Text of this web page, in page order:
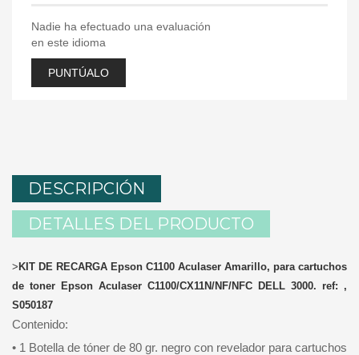
Nadie ha efectuado una evaluación
en este idioma
PUNTÚALO
DESCRIPCIÓN
DETALLES DEL PRODUCTO
> KIT DE RECARGA Epson C1100 Aculaser Amarillo, para cartuchos
de toner Epson Aculaser C1100/CX11N/NF/NFC DELL 3000. ref: ,
S050187
Contenido:
• 1 Botella de tóner de 80 gr. negro con revelador para cartuchos